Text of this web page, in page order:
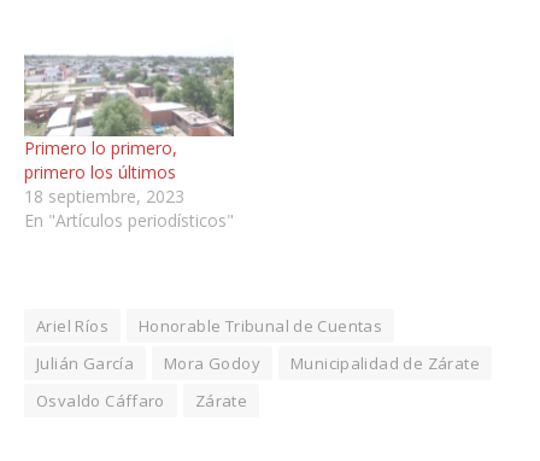
Primero lo primero,
primero los últimos
18 septiembre, 2023
En "Artículos periodísticos"
Ariel Ríos
Honorable Tribunal de Cuentas
Julián García
Mora Godoy
Municipalidad de Zárate
Osvaldo Cáffaro
Zárate